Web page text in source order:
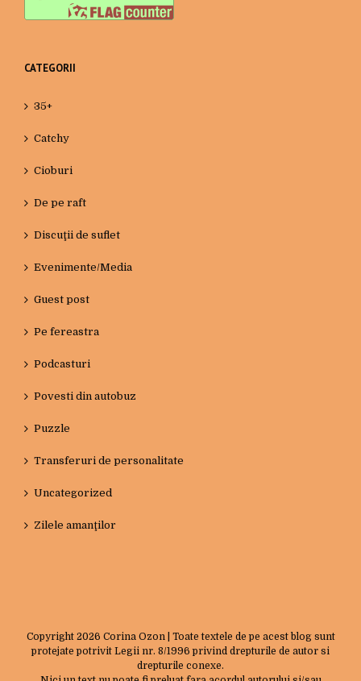
CATEGORII
35+
Catchy
Cioburi
De pe raft
Discuţii de suflet
Evenimente/Media
Guest post
Pe fereastra
Podcasturi
Povesti din autobuz
Puzzle
Transferuri de personalitate
Uncategorized
Zilele amanţilor
Copyright 2026 Corina Ozon | Toate textele de pe acest blog sunt
protejate potrivit Legii nr. 8/1996 privind drepturile de autor si
drepturile conexe.